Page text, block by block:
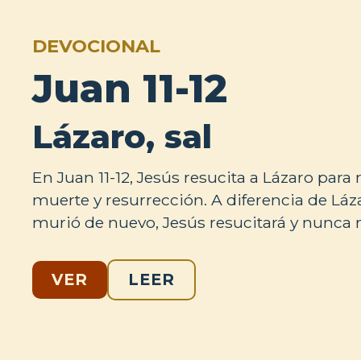
DEVOCIONAL
Juan 11-12
Lázaro, sal
En Juan 11-12, Jesús resucita a Lázaro
muerte y resurrección. A diferencia de
murió de nuevo, Jesús resucitará y nunca
VER LEER